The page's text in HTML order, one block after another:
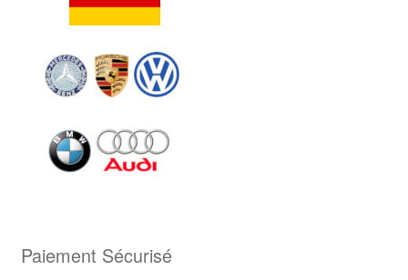
Paiement Sécurisé